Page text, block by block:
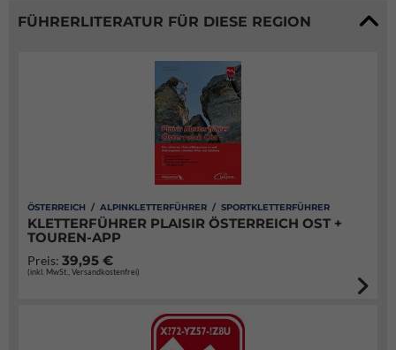
FÜHRERLITERATUR FÜR DIESE REGION
ÖSTERREICH / ALPINKLETTERFÜHRER / SPORTKLETTERFÜHRER
KLETTERFÜHRER PLAISIR ÖSTERREICH OST +
TOUREN-APP
Preis: 39,95 €
(inkl. MwSt., Versandkostenfrei)